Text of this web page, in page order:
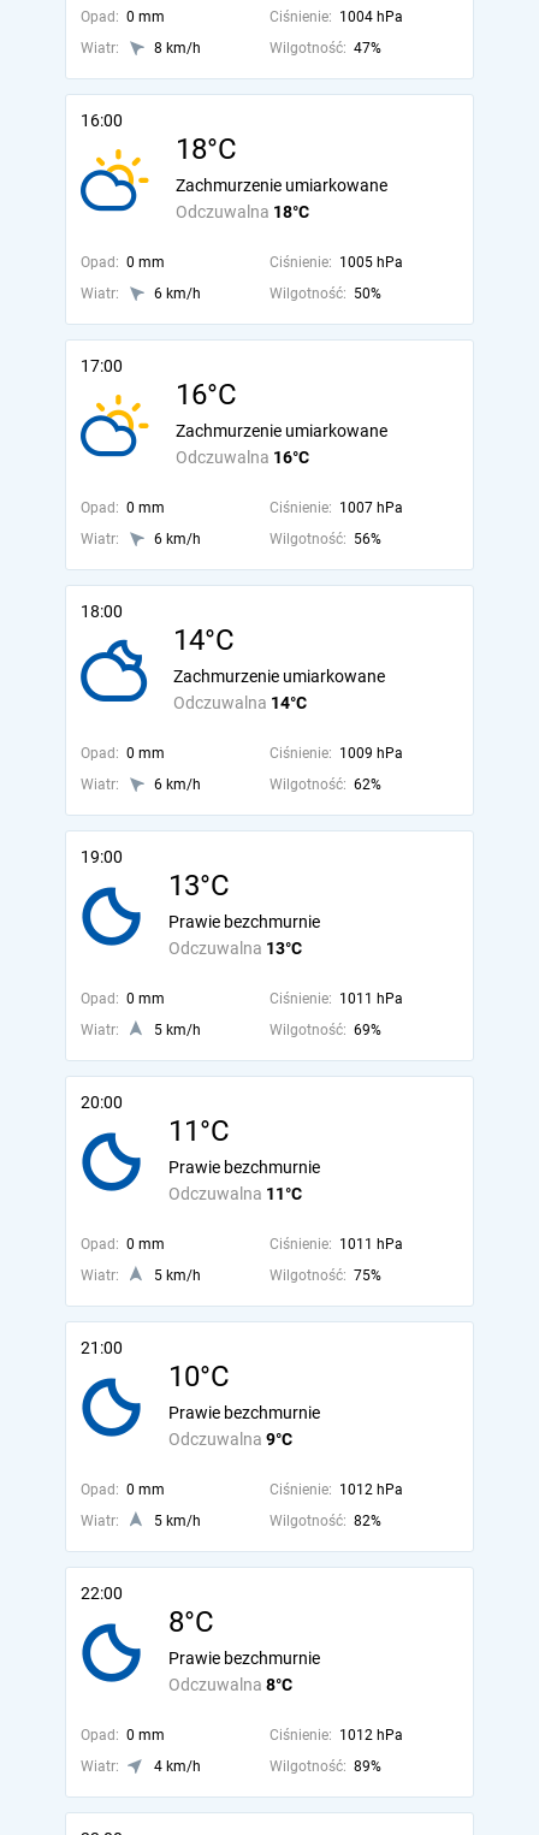
Opad: 0 mm Ciśnienie: 1004 hPa
Wiatr:
8 km/h Wilgotność: 47%
16:00
18°C
Odczuwalna 18°C
Zachmurzenie umiarkowane
Opad: 0 mm Ciśnienie: 1005 hPa
Wiatr:
6 km/h Wilgotność: 50%
17:00
16°C
Odczuwalna 16°C
Zachmurzenie umiarkowane
Opad: 0 mm Ciśnienie: 1007 hPa
Wiatr:
6 km/h Wilgotność: 56%
18:00
14°C
Odczuwalna 14°C
Zachmurzenie umiarkowane
Opad: 0 mm Ciśnienie: 1009 hPa
Wiatr:
6 km/h Wilgotność: 62%
19:00
13°C
Odczuwalna 13°C
Prawie bezchmurnie
Opad: 0 mm Ciśnienie: 1011 hPa
Wiatr:
5 km/h Wilgotność: 69%
20:00
11°C
Odczuwalna 11°C
Prawie bezchmurnie
Opad: 0 mm Ciśnienie: 1011 hPa
Wiatr:
5 km/h Wilgotność: 75%
21:00
10°C
Odczuwalna 9°C
Prawie bezchmurnie
Opad: 0 mm Ciśnienie: 1012 hPa
Wiatr:
5 km/h Wilgotność: 82%
22:00
8°C
Odczuwalna 8°C
Prawie bezchmurnie
Opad: 0 mm Ciśnienie: 1012 hPa
Wiatr:
4 km/h Wilgotność: 89%